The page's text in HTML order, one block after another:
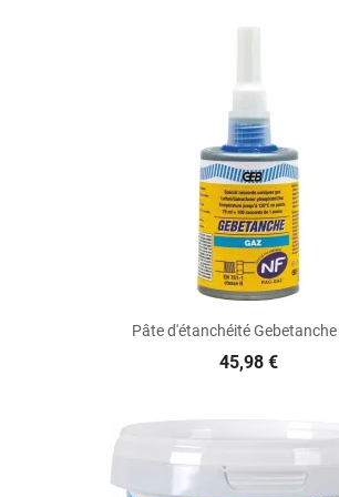
Pâte d'étanchéité
45,98 €